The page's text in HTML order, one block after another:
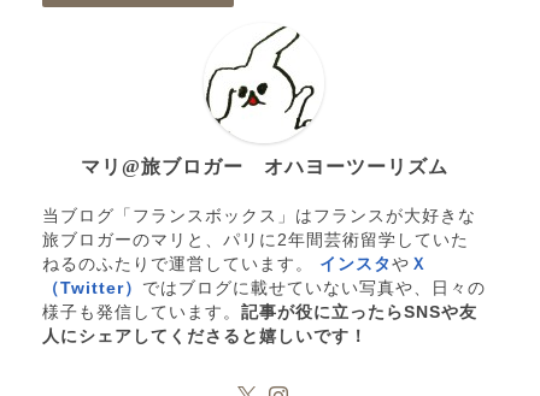
マリ@旅ブロガー オハヨーツーリズム
当ブログ「フランスボックス」はフランスが大好きな
旅ブロガーのマリと、パリに2年間芸術留学していた
ねるのふたりで運営しています。 インスタ や Ｘ
（Twitter） ではブログに載せていない写真や、日々の
様子も発信しています。 記事が役に立ったらSNSや友
人にシェアしてくださると嬉しいです！